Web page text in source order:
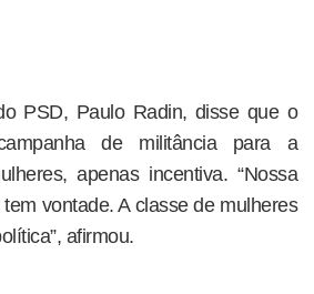
PSD, Paulo Radin, disse que o
de militância para a
apenas incentiva. “Nossa
vontade. A classe de mulheres
afirmou.